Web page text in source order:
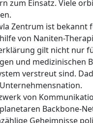
zum Einsatz. Viele
Zentrum ist
von Naniten-
gilt nicht nur
und medizinischen
verstreut sind.
von
Backbone-
Geheimnisse